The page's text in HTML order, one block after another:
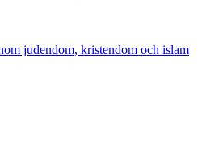
judendom, kristendom och islam